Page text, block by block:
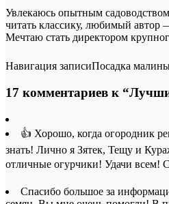
Увлекаюсь опытным
читать классику, любимый
Мечтаю стать директором
Навигация записиПосадка
17 комментариев к
👍 Хорошо, когда огородник
знать! Лично я Зятек, Тещу и
отличные огурчики! Удачи всем!
Спасибо большое за